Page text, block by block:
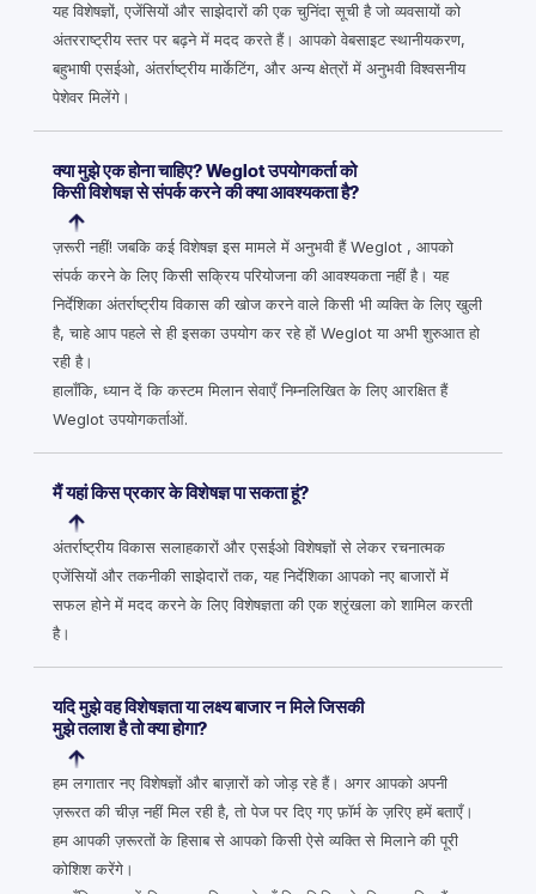
यह विशेषज्ञों, एजेंसियों और साझेदारों की एक चुनिंदा सूची है जो व्यवसायों को
अंतरराष्ट्रीय स्तर पर बढ़ने में मदद करते हैं। आपको वेबसाइट स्थानीयकरण,
बहुभाषी एसईओ, अंतर्राष्ट्रीय मार्केटिंग, और अन्य क्षेत्रों में अनुभवी विश्वसनीय
पेशेवर मिलेंगे।
क्या मुझे एक होना चाहिए? Weglot उपयोगकर्ता को
किसी विशेषज्ञ से संपर्क करने की क्या आवश्यकता है?
ज़रूरी नहीं! जबकि कई विशेषज्ञ इस मामले में अनुभवी हैं Weglot , आपको
संपर्क करने के लिए किसी सक्रिय परियोजना की आवश्यकता नहीं है। यह
निर्देशिका अंतर्राष्ट्रीय विकास की खोज करने वाले किसी भी व्यक्ति के लिए खुली
है, चाहे आप पहले से ही इसका उपयोग कर रहे हों Weglot या अभी शुरुआत हो
रही है।
हालाँकि, ध्यान दें कि कस्टम मिलान सेवाएँ निम्नलिखित के लिए आरक्षित हैं
Weglot उपयोगकर्ताओं.
मैं यहां किस प्रकार के विशेषज्ञ पा सकता हूं?
अंतर्राष्ट्रीय विकास सलाहकारों और एसईओ विशेषज्ञों से लेकर रचनात्मक
एजेंसियों और तकनीकी साझेदारों तक, यह निर्देशिका आपको नए बाजारों में
सफल होने में मदद करने के लिए विशेषज्ञता की एक श्रृंखला को शामिल करती
है।
यदि मुझे वह विशेषज्ञता या लक्ष्य बाजार न मिले जिसकी
मुझे तलाश है तो क्या होगा?
हम लगातार नए विशेषज्ञों और बाज़ारों को जोड़ रहे हैं। अगर आपको अपनी
ज़रूरत की चीज़ नहीं मिल रही है, तो पेज पर दिए गए फ़ॉर्म के ज़रिए हमें बताएँ।
हम आपकी ज़रूरतों के हिसाब से आपको किसी ऐसे व्यक्ति से मिलाने की पूरी
कोशिश करेंगे।